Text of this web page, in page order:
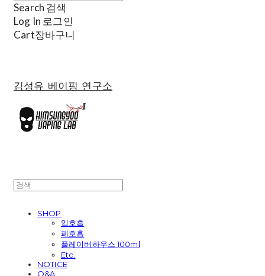
Search 검색
Log In 로그인
Cart장바구니
김성유 베이핑 연구소
SHOP
입호흡
폐호흡
플레이버하우스 100ml
Etc.
NOTICE
Q&A